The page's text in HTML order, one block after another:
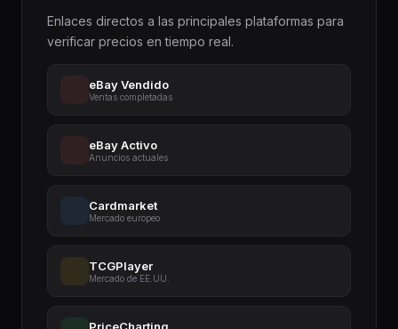
Enlaces directos a las principales plataformas para
verificar precios en tiempo real.
eBay Vendido
Ventas completadas
eBay Activo
Anuncios actuales
Cardmarket
Mercado europeo
TCGPlayer
Mercado de EE.UU.